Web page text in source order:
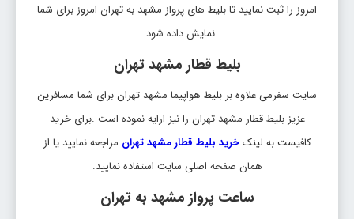
مشهد
تهران
قیمت:
تاریخ رفت: 1405/5/19
مشهد
MHD
تهران
قیمت:
38,380,000 ریال
امروز را ثبت نمایید تا بلیط های پرواز مشهد به تهران امروز برای شما
نمایش داده شود .
بلیط قطار مشهد تهران
سایت سفرمی علاوه بر بلیط هواپیما مشهد تهران برای شما مسافرین
عزیز بلیط قطار مشهد تهران را نیز ارایه نموده است .برای خرید
کافیست به لینکخرید بلیط قطار مشهد تهران مراجعه نمایید یا از
همان صفحه اصلی سایت استفاده نمایید.
ساعت پرواز مشهد به تهران